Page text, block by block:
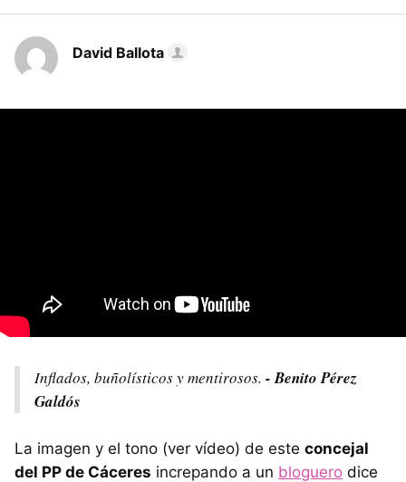
David Ballota
Inflados, buñolísticos y mentirosos. - Benito Pérez
Galdós
La imagen y el tono (ver vídeo) de este concejal
del PP de Cáceres increpando a un bloguero dice